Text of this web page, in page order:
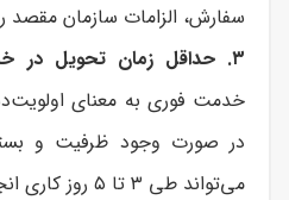
سفارش، الزامات سازمان مقصد
۳. حداقل زمان تحویل در خدمت فوری چقدر است؟
خدمت فوری به معنای
در صورت وجود ظرفیت و
می‌تواند طی ۳ تا ۵ روز کاری انجام شود.